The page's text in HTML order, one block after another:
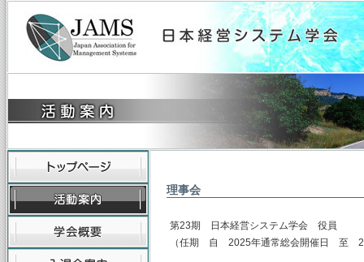
理事会
第23期 日本経営システム学会 役員
（任期 自 2025年通常総会開催日 至